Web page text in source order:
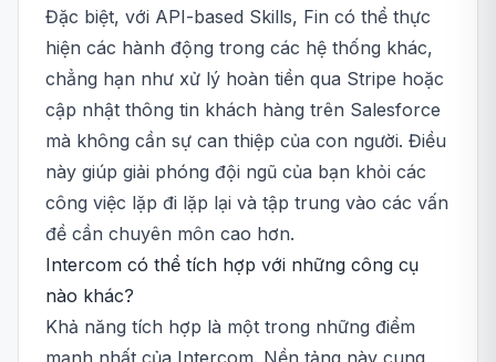
Đặc biệt, với API-based Skills, Fin có thể thực
hiện các hành động trong các hệ thống khác,
chẳng hạn như xử lý hoàn tiền qua Stripe hoặc
cập nhật thông tin khách hàng trên Salesforce
mà không cần sự can thiệp của con người. Điều
này giúp giải phóng đội ngũ của bạn khỏi các
công việc lặp đi lặp lại và tập trung vào các vấn
đề cần chuyên môn cao hơn.
Intercom có thể tích hợp với những công cụ
nào khác?
Khả năng tích hợp là một trong những điểm
mạnh nhất của Intercom. Nền tảng này cung